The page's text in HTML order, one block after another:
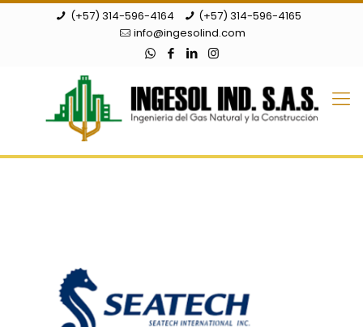
(+57) 314-596-4164
(+57) 314-596-4165
info@ingesolind.com